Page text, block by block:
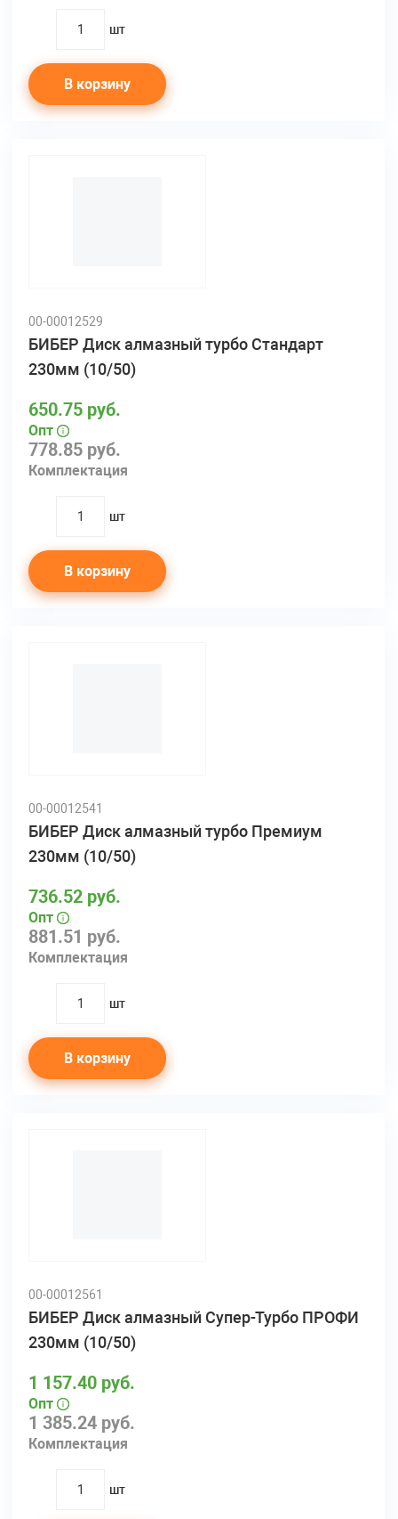
quantity
шт
В корзину
00-00012529
БИБЕР Диск алмазный турбо Стандарт
230мм (10/50)
778.85 руб.
Комплектация
650.75 руб.
Опт
quantity
шт
В корзину
00-00012541
БИБЕР Диск алмазный турбо Премиум
230мм (10/50)
881.51 руб.
Комплектация
736.52 руб.
Опт
quantity
шт
В корзину
00-00012561
БИБЕР Диск алмазный Супер-Турбо ПРОФИ
230мм (10/50)
1 385.24 руб.
Комплектация
1 157.40 руб.
Опт
quantity
шт